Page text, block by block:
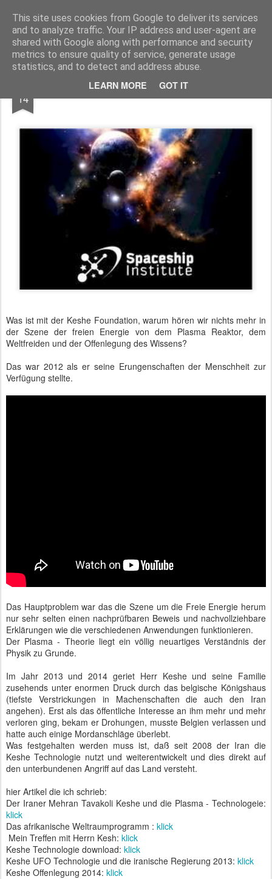
This site uses cookies from Google to deliver its services
and to analyze traffic. Your IP address and user-agent are
shared with Google along with performance and security
metrics to ensure quality of service, generate usage
statistics, and to detect and address abuse.
LEARN MORE GOT IT
Freigeist - ReHU - Forum Institut für Grenzwissenschaften - Spiritualität - Zukunftsforschung - Einheit
Pages
14 Keshe Foundation 2015
Was ist mit der Keshe Foundation, warum hören wir nichts mehr in
der Szene der freien Energie von dem Plasma Reaktor, dem
Weltfreiden und der Offenlegung des Wissens?
Das war 2012 als er seine Erungenschaften der Menschheit zur
Verfügung stellte.
Das Hauptproblem war das die Szene um die Freie Energie herum
nur sehr selten einen nachprüfbaren Beweis und nachvollziehbare
Erklärungen wie die verschiedenen Anwendungen funktionieren.
Der Plasma - Theorie liegt ein völlig neuartiges Verständnis der
Physik zu Grunde.
Im Jahr 2013 und 2014 geriet Herr Keshe und seine Familie
zusehends unter enormen Druck durch das belgische Königshaus
(tiefste Verstrickungen in Machenschaften die auch den Iran
angehen). Erst als das öffentliche Interesse an ihm mehr und mehr
verloren ging, bekam er Drohungen, musste Belgien verlassen und
hatte auch einige Mordanschläge überlebt.
Was festgehalten werden muss ist, daß seit 2008 der Iran die
Keshe Technologie nutzt und weiterentwickelt und dies direkt auf
den unterbundenen Angriff auf das Land versteht.
hier Artikel die ich schrieb:
Der Iraner Mehran Tavakoli Keshe und die Plasma - Technologeie:
klick
Das afrikanische Weltraumprogramm : klick
Mein Treffen mit Herrn Kesh: klick
Keshe Technologie download: klick
Keshe UFO Technologie und die iranische Regierung 2013: klick
Keshe Offenlegung 2014: klick